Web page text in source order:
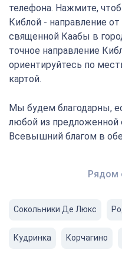
телефона. Нажмите,
Киблой - направление
священной Каабы в
точное направление
ориентируйтесь по
картой.
Мы будем благодарны,
любой из предложенной
Всевышний благом в
Рядом
Сокольники Де Люкс
Кудринка Корчагино